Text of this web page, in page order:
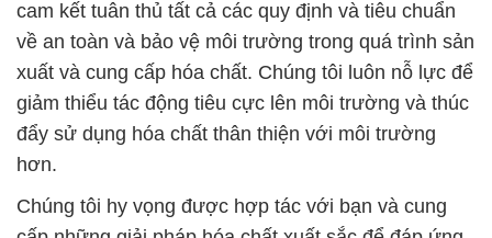
cam kết tuân thủ tất cả các quy định và tiêu chuẩn
về an toàn và bảo vệ môi trường trong quá trình sản
xuất và cung cấp hóa chất. Chúng tôi luôn nỗ lực để
giảm thiểu tác động tiêu cực lên môi trường và thúc
đẩy sử dụng hóa chất thân thiện với môi trường
hơn.
Chúng tôi hy vọng được hợp tác với bạn và cung